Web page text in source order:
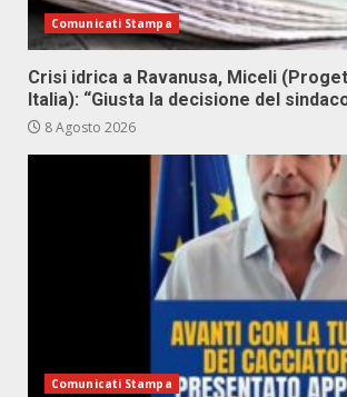
Comunicati Stampa
Crisi idrica a Ravanusa, Miceli
Italia): “Giusta la decisione del
8 Agosto 2026
Comunicati Stampa